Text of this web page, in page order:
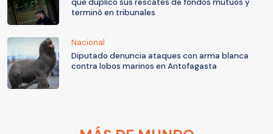
que duplicó sus rescates de fondos mutuos y
terminó en tribunales
Nacional
Diputado denuncia ataques con arma blanca
contra lobos marinos en Antofagasta